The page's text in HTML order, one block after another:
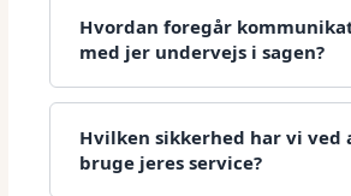
Hvordan foregår
med jer undervejs i sagen?
Hvilken sikkerhed har vi ved
bruge jeres service?